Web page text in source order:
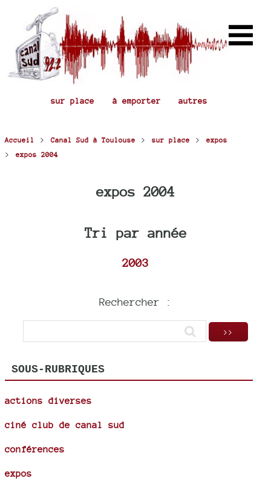
sur place à emporter autres
Accueil > Canal Sud à Toulouse > sur place > expos
> expos 2004
expos 2004
Tri par année
2003
Rechercher :
SOUS-RUBRIQUES
actions diverses
ciné club de canal sud
conférences
expos